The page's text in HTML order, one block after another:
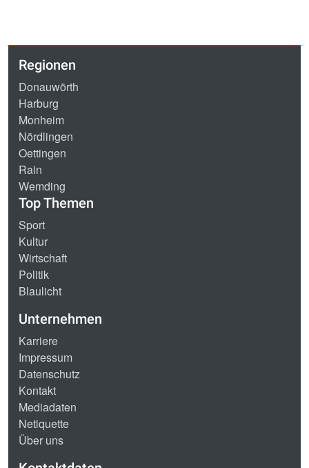
Regionen
Donauwörth
Harburg
Monheim
Nördlingen
Oettingen
Rain
Wemding
Top Themen
Sport
Kultur
Wirtschaft
Politik
Blaulicht
Unternehmen
Karriere
Impressum
Datenschutz
Kontakt
Mediadaten
Netiquette
Über uns